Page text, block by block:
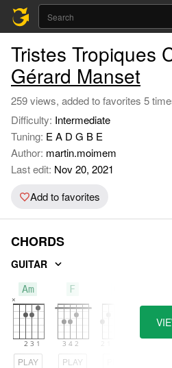
Tristes Tropiques
Gérard Manset
259 views, added to favorites 5
Difficulty: Intermediate
Tuning: E A D G B E
Author: martin.moimem
Last edit: Nov 20, 2021
Add to favorites
CHORDS
GUITAR
Am
PLAY
F
PLAY